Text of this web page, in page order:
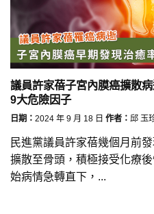
議員許家蓓子宮內膜癌擴散
9大危險因子
日期： 2024 年 9 月 18 日 作者： 邱 玉
民進黨議員許家蓓幾個月前
擴散至骨頭，積極接受化療
始病情急轉直下，...